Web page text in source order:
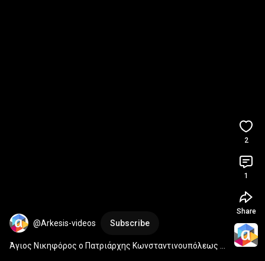
@Arkesis-videos Subscribe
Άγιος Νικηφόρος ο Πατριάρχης Κωνσταντινουπόλεως ο
2
1
Share